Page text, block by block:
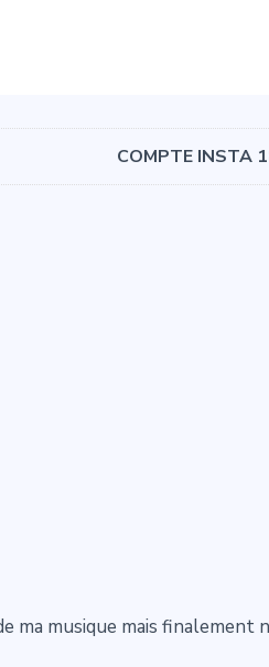
COMPTE INSTA
musique mais finalement